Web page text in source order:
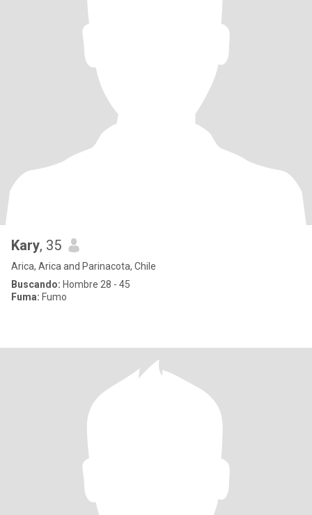
Kary, 35
Arica, Arica and Parinacota, Chile
Buscando: Hombre 28 - 45
Fuma: Fumo